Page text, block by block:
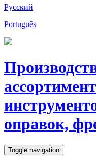
Русский
Português
оправок,
Toggle navigation